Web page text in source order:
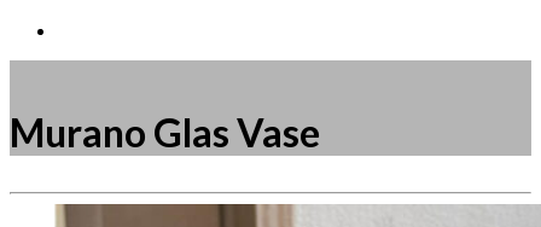
Murano Glas Vase
Måske kunne nogle af disse produkter have din